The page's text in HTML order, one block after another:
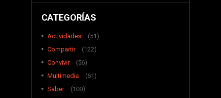
CATEGORÍAS
Actividades
(51)
Compartir
(122)
Convivir
(56)
Multimedia
(61)
Saber
(100)